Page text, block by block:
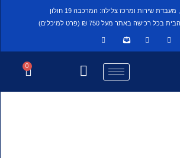
שירות ומרכז צלילה: המרכבה 19 חולון
רכישה באתר מעל 750 ₪ (פרט למיכלים)
0